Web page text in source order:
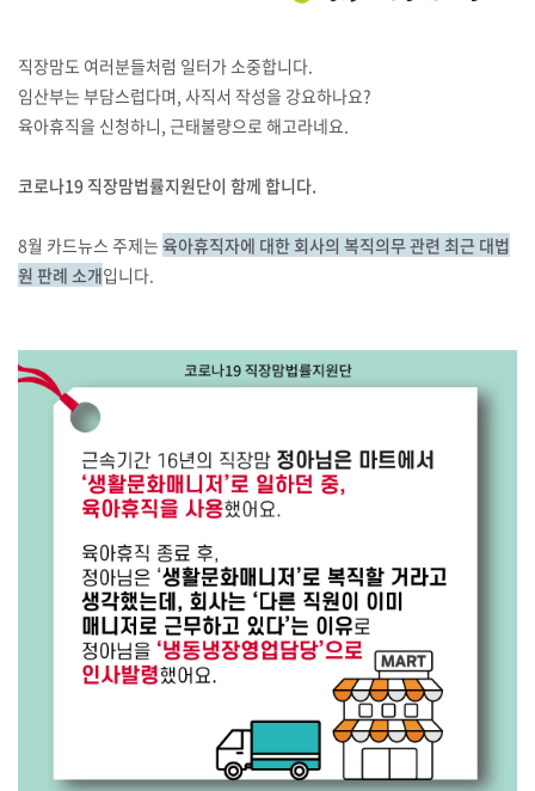
직장맘도 여러분들처럼 일터가 소중합니다.
임산부는 부담스럽다며, 사직서 작성을 강요하나요?
육아휴직을 신청하니, 근태불량으로 해고라네요.
코로나19 직장맘법률지원단이 함께 합니다.
8월 카드뉴스 주제는 육아휴직자에 대한 회사의 복직의무 관련 최근 대법
원 판례 소개입니다.